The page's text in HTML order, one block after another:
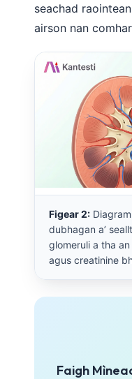
seachad
airson nan
Figear 2:
dubhagan a’
glomeruli a tha an
agus creatinine
Faigh